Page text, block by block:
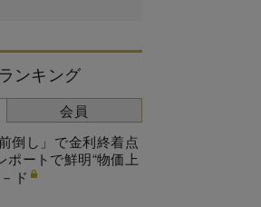
ンキング
倒し」で金利終着点
ポートで鮮明“物価上
ド
会員